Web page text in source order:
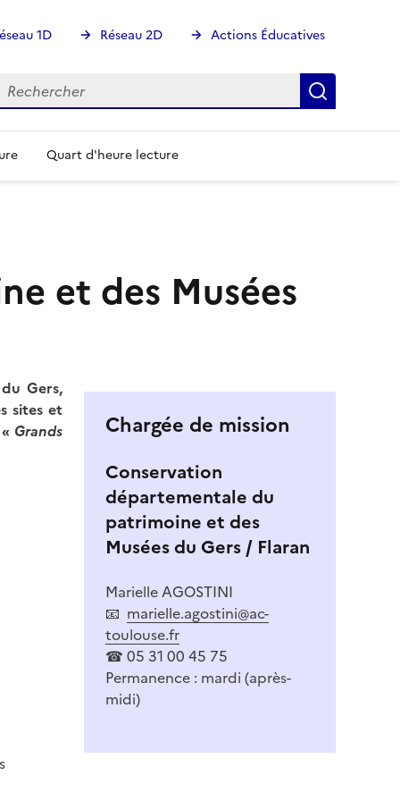
1D Réseau 2D Actions Éducatives
Rechercher
Rechercher
Quart d'heure lecture
et des Musées
Gers,
sites et
Grands
Chargée de mission
Conservation
départementale du
patrimoine et des
Musées du Gers / Flaran
Marielle AGOSTINI
📧 marielle.agostini@ac-
toulouse.fr
☎ 05 31 00 45 75
Permanence : mardi (après-
midi)